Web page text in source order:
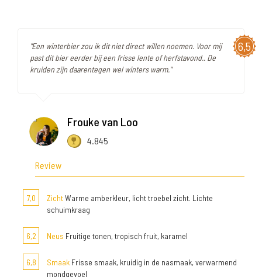
6,5
"Een winterbier zou ik dit niet direct willen noemen. Voor mij
past dit bier eerder bij een frisse lente of herfstavond.. De
kruiden zijn daarentegen wel winters warm."
Frouke van Loo
4.845
Review
7,0 ZichtWarme amberkleur, licht troebel zicht. Lichte
schuimkraag
6,2 Neus Fruitige tonen, tropisch fruit, karamel
6,8 Smaak Frisse smaak, kruidig in de nasmaak, verwarmend
mondgevoel